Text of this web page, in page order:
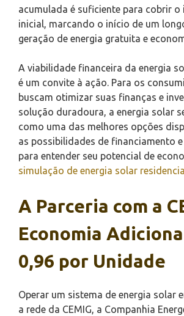
acumulada é suficiente para cobrir o
inicial, marcando o início de um
geração de energia gratuita e
A viabilidade financeira da energia
é um convite à ação. Para os
buscam otimizar suas finanças e
solução duradoura, a energia solar
como uma das melhores opções
as possibilidades de financiamento
para entender seu potencial de
simulação de energia solar residencial
A Parceria com a
Economia
0,96 por Unidade
Operar um sistema de energia solar
a rede da CEMIG, a Companhia